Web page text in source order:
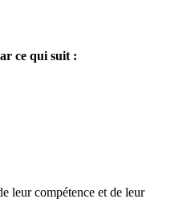
ce qui suit :
leur compétence et de leur